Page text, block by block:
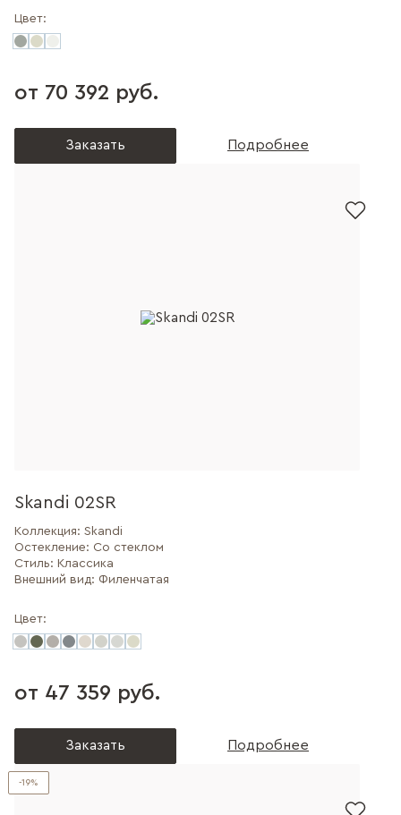
Цвет:
от 70 392 руб.
Заказать Подробнее
Skandi 02SR
Коллекция: Skandi
Остекление: Со стеклом
Стиль: Классика
Внешний вид: Филенчатая
Цвет:
от 47 359 руб.
Заказать Подробнее
-19%